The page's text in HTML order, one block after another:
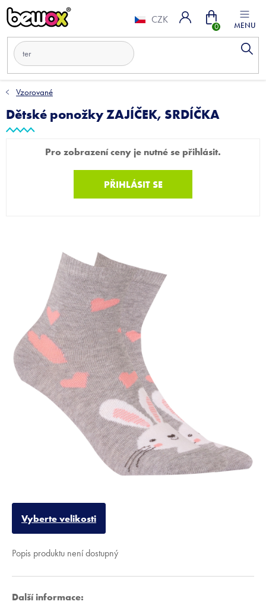
Přejít
na
CZK Nákupní
Vzorované
Dětské ponožky ZAJÍČEK, SRDÍČKA
Pro zobrazení ceny je nutné se přihlásit.
PŘIHLÁSIT SE
Vyberte velikosti
Popis produktu není dostupný
Další informace: